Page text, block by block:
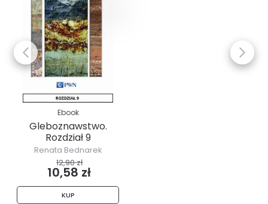
Ebook
Gleboznawstwo.
Rozdział 9
Renata Bednarek
12,90 zł
10,58 zł
KUP